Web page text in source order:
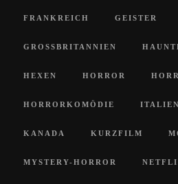
FRANKREICH GEISTER
GROSSBRITANNIEN
HEXEN HORROR
HORRORKOMÖDIE ITALIEN
KANADA KURZFILM
MYSTERY-HORROR